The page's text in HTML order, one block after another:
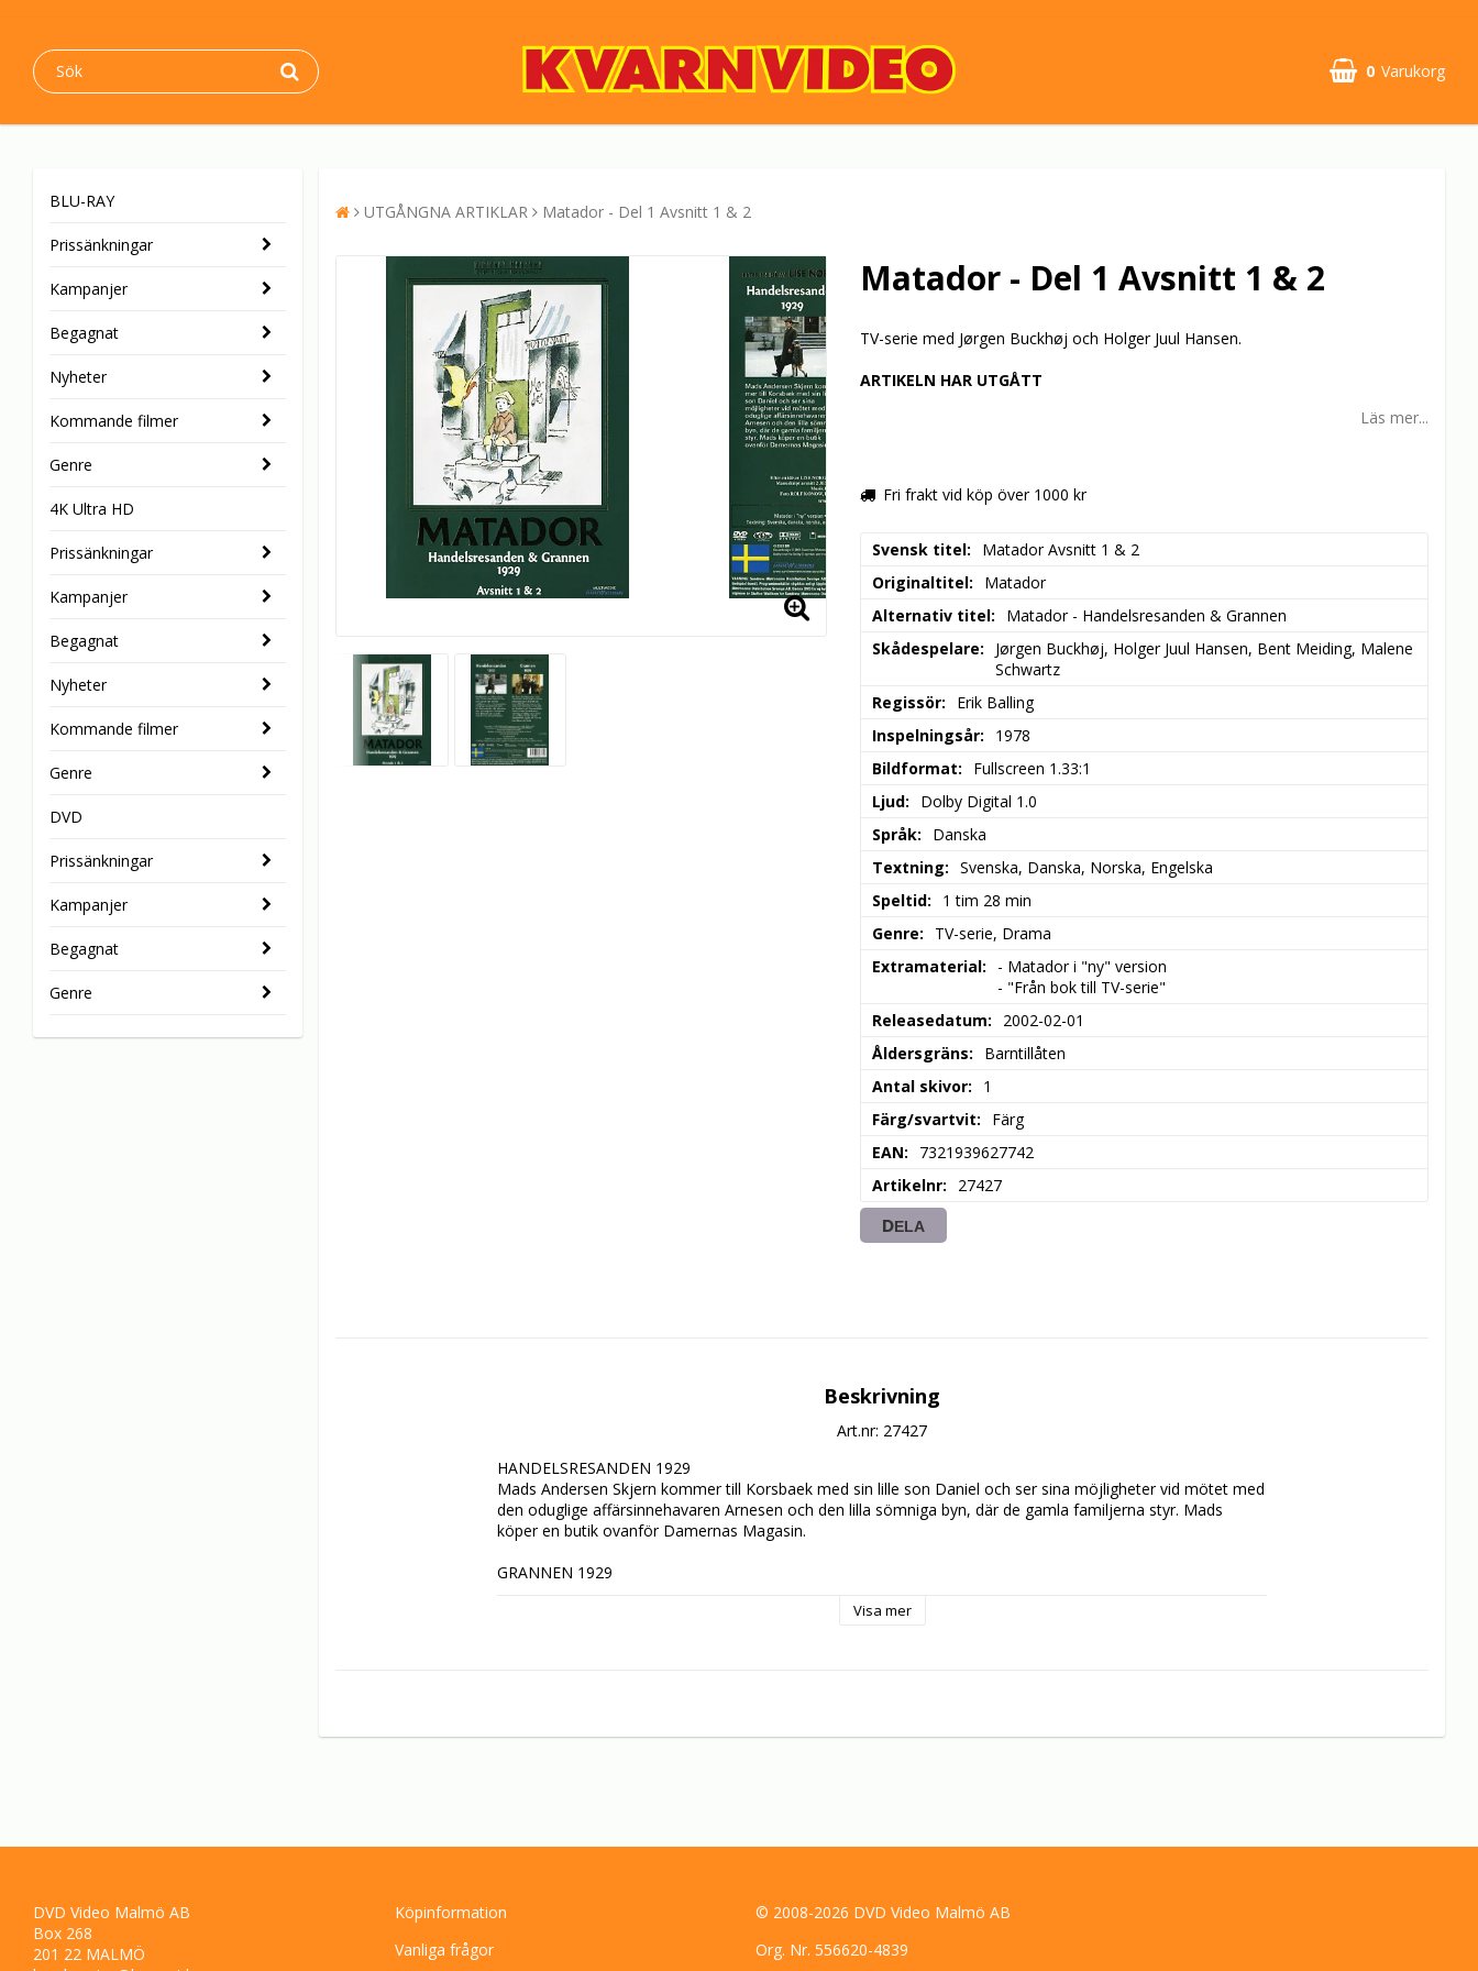
0 Varukorg
BLU-RAY
Prissänkningar
Kampanjer
Begagnat
Nyheter
Kommande filmer
Genre
4K Ultra HD
Prissänkningar
Kampanjer
Begagnat
Nyheter
Kommande filmer
Genre
DVD
Prissänkningar
Kampanjer
Begagnat
Genre
UTGÅNGNA ARTIKLAR Matador - Del 1 Avsnitt 1 & 2
Matador - Del 1 Avsnitt 1 & 2
TV-serie med Jørgen Buckhøj och Holger Juul Hansen.
ARTIKELN HAR UTGÅTT
Läs mer...
Fri frakt vid köp över 1000 kr
Svensk titel
Matador Avsnitt 1 & 2
Originaltitel
Matador
Alternativ titel
Matador - Handelsresanden & Grannen
Skådespelare
Jørgen Buckhøj, Holger Juul Hansen, Bent Meiding, Malene
Schwartz
Regissör
Erik Balling
Inspelningsår
1978
Bildformat
Fullscreen 1.33:1
Ljud
Dolby Digital 1.0
Språk
Danska
Textning
Svenska, Danska, Norska, Engelska
Speltid
1 tim 28 min
Genre
TV-serie, Drama
Extramaterial
- Matador i "ny" version
- "Från bok till TV-serie"
Releasedatum
2002-02-01
Åldersgräns
Barntillåten
Antal skivor
1
Färg/svartvit
Färg
EAN
7321939627742
Artikelnr
27427
DELA
Beskrivning
Art.nr: 27427
HANDELSRESANDEN 1929
Mads Andersen Skjern kommer till Korsbaek med sin lille son Daniel och ser sina möjligheter vid mötet med
den oduglige affärsinnehavaren Arnesen och den lilla sömniga byn, där de gamla familjerna styr. Mads
köper en butik ovanför Damernas Magasin.
GRANNEN 1929
startar sin butik och inhyser Larsens dotter Ingeborg och dennas dotter Ellen i huset. Bankdirektör Varnaes,
Visa mer
DVD Video Malmö AB
Box 268
201 22 MALMÖ
Köpinformation
Vanliga frågor
© 2008-2026 DVD Video Malmö AB
Org. Nr. 556620-4839